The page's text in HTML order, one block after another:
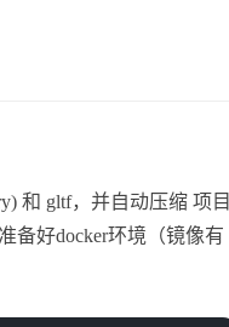
和 gltf，并自动压缩 项目
备好docker环境（镜像有